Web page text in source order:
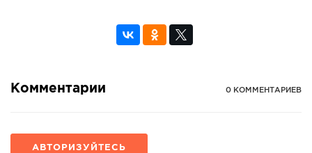
Комментарии 0 КОММЕНТАРИЕВ
АВТОРИЗУЙТЕСЬ